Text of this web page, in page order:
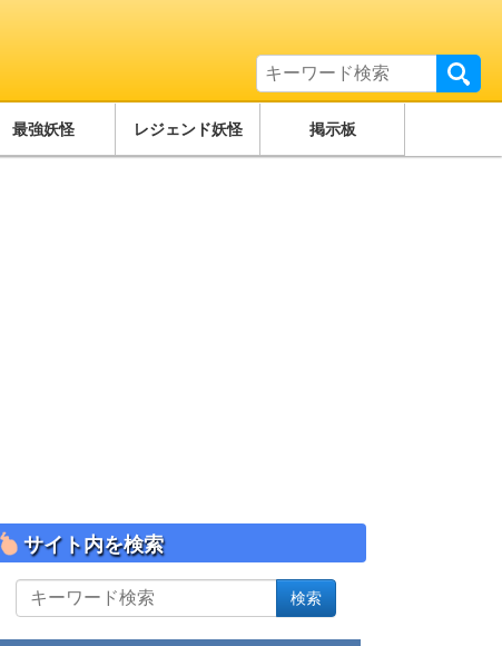
最強妖怪 レジェンド妖怪 掲示板
サイト内を検索
イ
検索